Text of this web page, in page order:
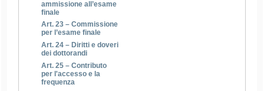
ammissione all’esame
finale
Art. 23 – Commissione
per l’esame finale
Art. 24 – Diritti e doveri
dei dottorandi
Art. 25 – Contributo
per l'accesso e la
frequenza